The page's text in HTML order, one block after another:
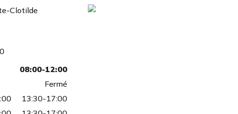
Clotilde
08:00-12:00
Fermé
13:30-17:00